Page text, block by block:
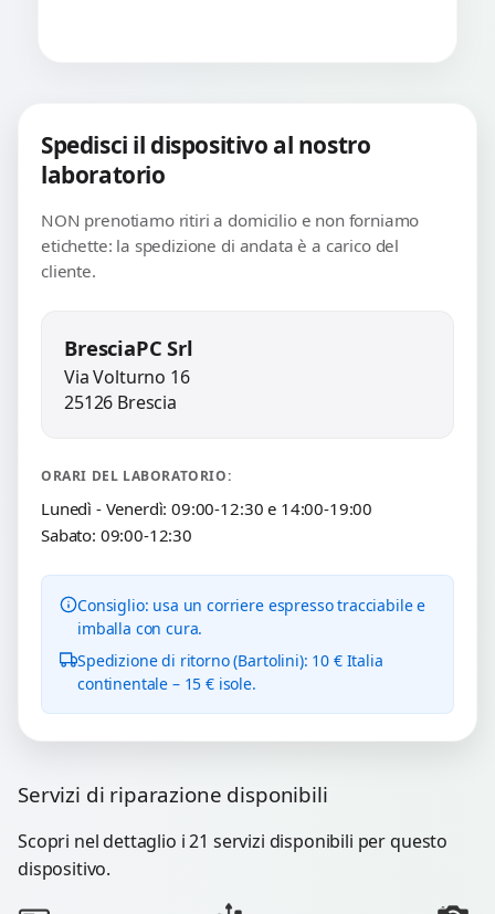
Spedisci il dispositivo al nostro
laboratorio
NON prenotiamo ritiri a domicilio e non forniamo
etichette: la spedizione di andata è a carico del
cliente.
BresciaPC Srl
Via Volturno 16
25126 Brescia
ORARI DEL LABORATORIO:
Lunedì - Venerdì: 09:00-12:30 e 14:00-19:00
Sabato: 09:00-12:30
Consiglio: usa un corriere espresso tracciabile e
imballa con cura.
Spedizione di ritorno (Bartolini): 10 € Italia
continentale – 15 € isole.
Servizi di riparazione disponibili
Scopri nel dettaglio i 21 servizi disponibili per questo
dispositivo.